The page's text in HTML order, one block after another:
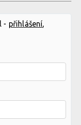
- přihlášení,